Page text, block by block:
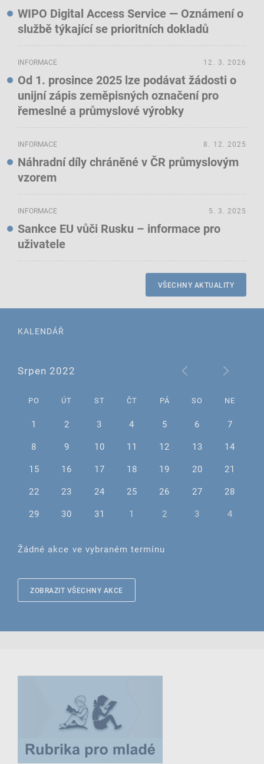
WIPO Digital Access Service — Oznámení o
službě týkající se prioritních dokladů
INFORMACE
Od 1. prosince 2025 lze podávat žádosti o
unijní zápis zeměpisných označení pro
řemeslné a průmyslové výrobky
12. 3. 2026
INFORMACE
Náhradní díly chráněné v ČR průmyslovým
vzorem
8. 12. 2025
INFORMACE
Sankce EU vůči Rusku – informace pro
uživatele
5. 3. 2025
VŠECHNY AKTUALITY
KALENDÁŘ
Srpen 2022
PO ÚT ST ČT PÁ SO NE
1 2 3 4 5 6
7
8
9 10 11 12 13
14
15
16 17 18 19 20
21
22
23 24 25 26 27
28
29
30 31 1 2 3 4
Žádné akce ve vybraném termínu
ZOBRAZIT VŠECHNY AKCE